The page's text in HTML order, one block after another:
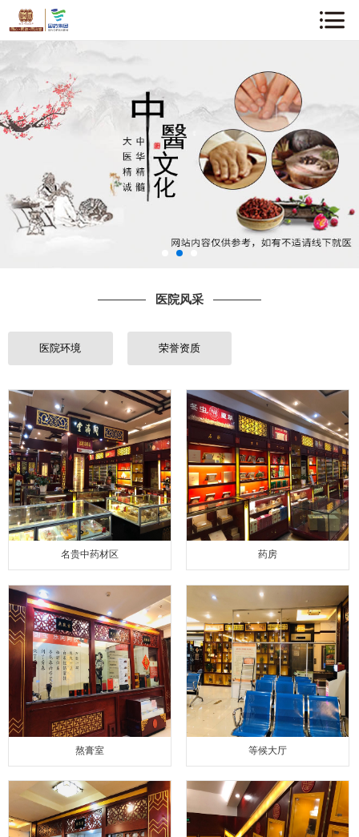
医院风采
医院环境 荣誉资质
名贵中药材区 药房
熬膏室 等候大厅
关于我们
中医知识
医院风采
就诊指南